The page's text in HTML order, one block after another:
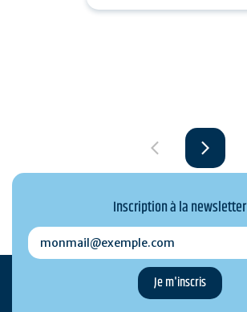
Inscription à la newsletter
monmail@exemple.com